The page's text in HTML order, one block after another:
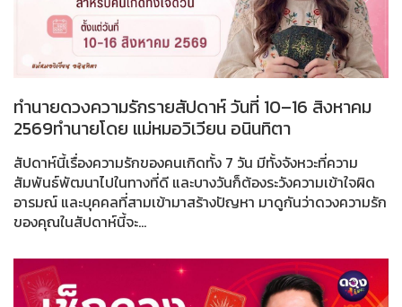
ทำนายดวงความรักรายสัปดาห์ วันที่ 10–16 สิงหาคม
2569ทำนายโดย แม่หมอวิเวียน อนินทิตา
สัปดาห์นี้เรื่องความรักของคนเกิดทั้ง 7 วัน มีทั้งจังหวะที่ความ
สัมพันธ์พัฒนาไปในทางที่ดี และบางวันก็ต้องระวังความเข้าใจผิด
อารมณ์ และบุคคลที่สามเข้ามาสร้างปัญหา มาดูกันว่าดวงความรัก
ของคุณในสัปดาห์นี้จะ...